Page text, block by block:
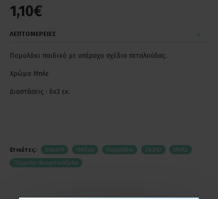
1,10€
ΛΕΠΤΟΜΕΡΕΙΕΣ
Πομολάκι παιδικό με υπέροχο σχέδιο πεταλούδας.
Χρώμα Μπλε
Διαστάσεις : 6x3 εκ.
Ετικέτες: Import Hellas Πομολάκι 26310
Μπλε
Πόμολα-Κουρτινόξυλα